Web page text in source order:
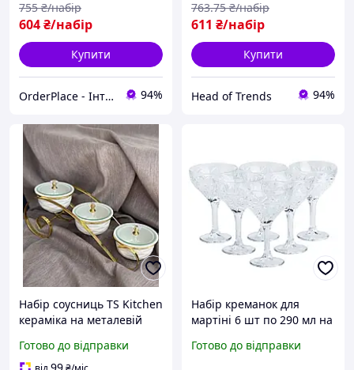
604₴/набір
755 ₴/набір
Купити
OrderPlace - Інтернет-магазин товарів для дому 94%
611 ₴/набір
763.75 ₴/набір
Купити
Head of Trends 94%
Набір соусниць TS Kitchen
кераміка на металевій
предмети білий
Готово до відправки
Набір креманок для
мартіні 6 шт по 290 мл на
Готово до відправки